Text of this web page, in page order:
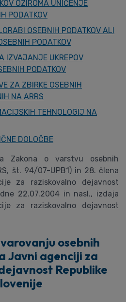
OZIROMA UNIČENJE
PODATKOV
OSEBNIH PODATKOV ALI
PODATKOV
IZVAJANJE UKREPOV
PODATKOV
ZA ZBIRKE OSEBNIH
NA ARRS
TEHNOLOGIJ NA
DOLOČBE
Zakona o varstvu osebnih
št. 94/07-UPB1) in 28. člena
za raziskovalno dejavnost
22.07.2004 in nasl., izdaja
za raziskovalno dejavnost
osebnih
Javni agenciji za
Republike